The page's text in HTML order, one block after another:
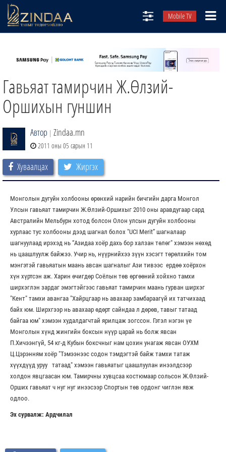
Mobile TV
ТВ8
ӨГЛӨӨНИЙ СОНИН
АУДИО ЗОХИОЛ
ЗИНДАА СЭТГҮҮЛ
Гавьяат тамирчин Ж.Өлзий-
Оршихын гуншин
Автор | Zindaa.mn
2011 оны 05 сарын 11
Хуваалцах Жиргэх
Монголын дугуйн холбооны өрөнхий нарийн бичгийн дарга Монгол
Улсын гавьяат тамирчин Ж.Өлзий-Оршихыг 2010 оны аравдугаар сард
Австралийн Мельбурн хотод болсон Олон улсын дугуйн холбооны
хурлаас тус холбооны дээд шагнал болох "UCI Merit” шагналаар
шагнуулаад ирэхэд нь “Азидаа хоёр дахь бор халзан төлөг" хэмээн нөхөд
нь цаашлуулж байжээ. Учир нь, нүүрнийхээ зүүн хэсэгт төрөлхийн том
мэнгэтэй гавьяатын маань авсан шагналыг Ази тивээс ердөө хоёрхон
хүн хүртсэн аж. Харин өчигдөр Соёлын төв өргөөний хойхно тамхи
ширхэглэн зардаг эмэгтэйгээс гавьяат тамирчин маань гурван ширхэг
"Кент" тамхи авангаа "Хайрцгаар нь авахаар замбараагүй их татчихаад
байх юм. Ширхгээр нь авахаар өдөрт сайндаа л дөрөв, тавыг татаад
байгаа юм" хэмээн худалдагчтай ярилцаж зогссон. Гэтэл нэгэн үе
Монголын хүнд жингийн боксын нүүр царай нь болж явсан
П.Хичээнгүй, 54 кг-д Кубын боксчныг нам цохин унагаж явсан ОУХМ
Ц.Цэрэнням хоёр "Тэмээнээс содон тэмдэгтэй байж тамхи татаж
хүүхдүүд уруу татаад" хэмээн гавьяатыг цаашлуулан инээлдсээр
холдон явцгаасан юм. Тамирчны хувцсаа костюмаар сольсон Ж.Өлзий-
Орших гавьяат ч нуг нуг инээсээр Спортын төв ордонг чиглэн явж
одлоо.
Эх сурвалж: Ардчилал